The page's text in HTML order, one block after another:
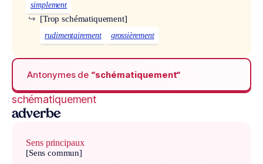
simplement
[Trop schématiquement]
↪
rudimentairement grossièrement
Antonymes de “schématiquement“
schématiquement
adverbe
Sens principaux
[Sens commun]